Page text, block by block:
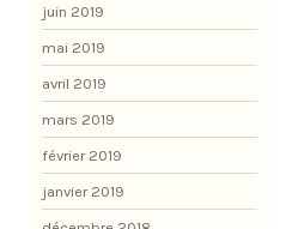
juin 2019
mai 2019
avril 2019
mars 2019
février 2019
janvier 2019